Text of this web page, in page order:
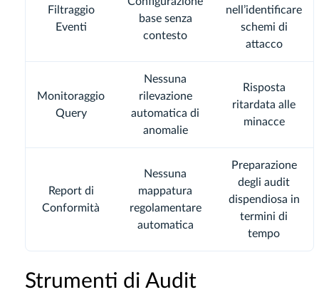
Filtraggio
Eventi
base senza
contesto
nell’identificare
schemi di
attacco
Monitoraggio
Query
Nessuna
rilevazione
automatica di
anomalie
Risposta
ritardata alle
minacce
Report di
Conformità
Nessuna
mappatura
regolamentare
automatica
Preparazione
degli audit
dispendiosa in
termini di
tempo
Strumenti di Audit